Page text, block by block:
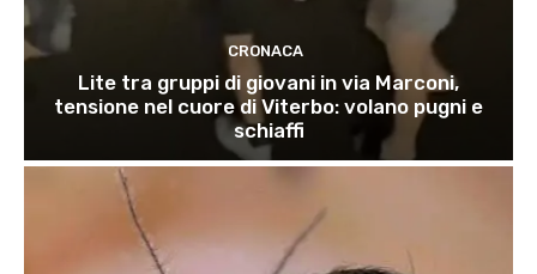
CRONACA
Lite tra gruppi di giovani in via Marconi,
tensione nel cuore di Viterbo: volano pugni e
schiaffi